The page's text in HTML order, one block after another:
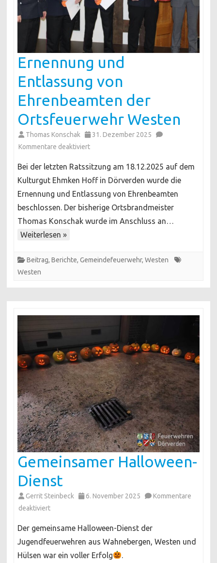
Ernennung und
Entlassung von
Ehrenbeamten der
Ortsfeuerwehr Westen
Thomas Konschak
31. Dezember 2025
Kommentare deaktiviertfür
und
Entlassung
von
Ehrenbeamten
der
Bei der letzten Ratssitzung am 18.12.2025 auf dem
Kulturgut Ehmken Hoff in Dörverden wurde die
Ernennung und Entlassung von Ehrenbeamten
beschlossen. Der bisherige Ortsbrandmeister
Thomas Konschak wurde im Anschluss an…
Weiterlesen »
Beitrag, Berichte, Gemeindefeuerwehr, Westen
Westen
Gemeinsamer Halloween-
Dienst
Gerrit Steinbeck 6. November 2025
Kommentare
deaktiviertfür
Halloween-
Dienst
Der gemeinsame Halloween-Dienst der
Jugendfeuerwehren aus Wahnebergen, Westen und
Hülsen war ein voller Erfolg